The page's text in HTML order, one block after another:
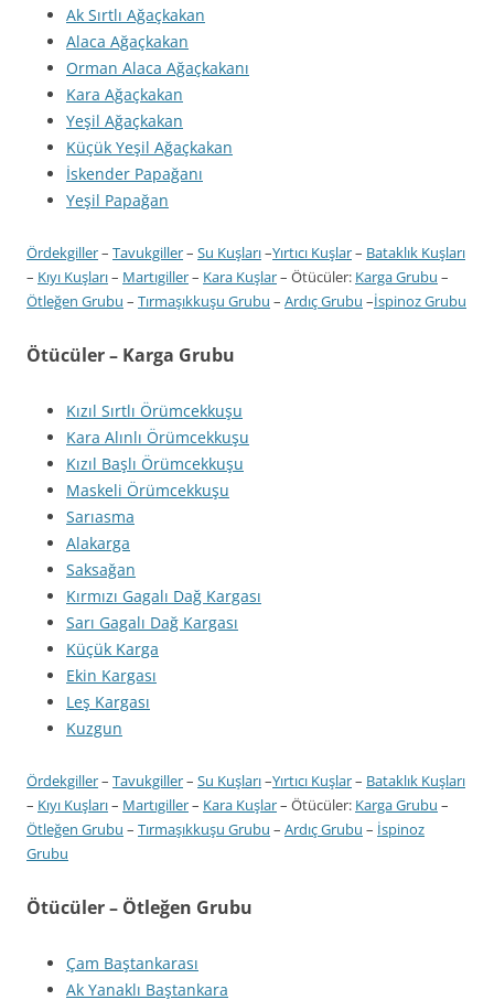
Ak Sırtlı Ağaçkakan
Alaca Ağaçkakan
Orman Alaca Ağaçkakanı
Kara Ağaçkakan
Yeşil Ağaçkakan
Küçük Yeşil Ağaçkakan
İskender Papağanı
Yeşil Papağan
Ördekgiller– Tavukgiller– Su Kuşları–Yırtıcı Kuşlar– Bataklık Kuşları
– Kıyı Kuşları– Martıgiller– Kara Kuşlar– Ötücüler: Karga Grubu –
Ötleğen Grubu – Tırmaşıkkuşu Grubu – Ardıç Grubu –İspinoz Grubu
Ötücüler – Karga Grubu
Kızıl Sırtlı Örümcekkuşu
Kara Alınlı Örümcekkuşu
Kızıl Başlı Örümcekkuşu
Maskeli Örümcekkuşu
Sarıasma
Alakarga
Saksağan
Kırmızı Gagalı Dağ Kargası
Sarı Gagalı Dağ Kargası
Küçük Karga
Ekin Kargası
Leş Kargası
Kuzgun
Ördekgiller– Tavukgiller– Su Kuşları–Yırtıcı Kuşlar– Bataklık Kuşları
– Kıyı Kuşları– Martıgiller– Kara Kuşlar– Ötücüler: Karga Grubu –
Ötleğen Grubu – Tırmaşıkkuşu Grubu – Ardıç Grubu – İspinoz
Grubu
Ötücüler – Ötleğen Grubu
Çam Baştankarası
Ak Yanaklı Baştankara